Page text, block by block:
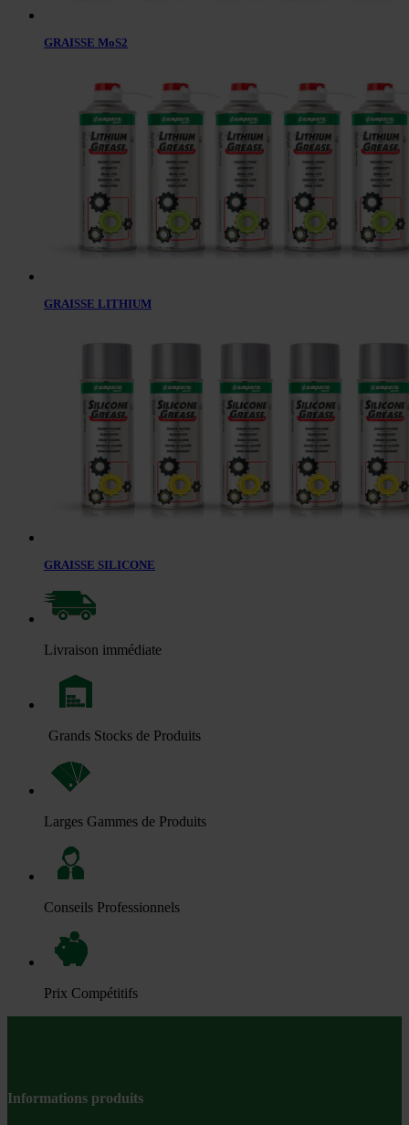
GRAISSE MoS2
GRAISSE LITHIUM
GRAISSE SILICONE
Livraison immédiate
Grands Stocks de Produits
Larges Gammes de Produits
Conseils Professionnels
Prix Compétitifs
Informations produits